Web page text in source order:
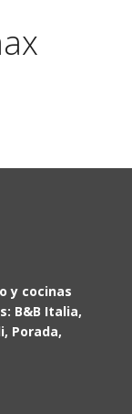
y cocinas
B&B Italia,
Porada,